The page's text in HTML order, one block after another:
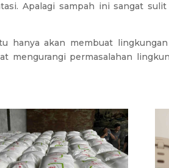
Apalagi sampah ini sangat
hanya akan membuat
mengurangi permasalahan